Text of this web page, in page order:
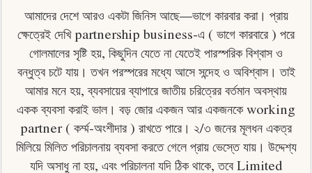
আমাদের দেশে আরও একটা জিনিস আছে—ভাগে কারবার করা। প্রায়
ক্ষেত্রেই দেখি partnership business-এ ( ভাগে কারবারে ) পরে
গোলমালের সৃষ্টি হয়, কিছুদিন যেতে না যেতেই পারস্পরিক বিশ্বাস ও
বন্ধুত্ব চটে যায়। তখন পরস্পরের মধ্যে আসে সন্দেহ ও অবিশ্বাস। তাই
আমার মনে হয়, ব্যবসায়ের ব্যাপারে জাতীয় চরিত্রের বর্তমান অবস্থায়
একক ব্যবসা করাই ভাল। বড় জোর একজন আর একজনকে working
partner ( কৰ্ম্ম-অংশীদার ) রাখতে পারে। ২/৩ জনের মূলধন একত্র
মিলিয়ে মিলিত পরিচালনায় ব্যবসা করতে গেলে প্রায় ভেস্তে যায়। উদ্দেশ্য
যদি অসাধু না হয়, এবং পরিচালনা যদি ঠিক থাকে, তবে Limited